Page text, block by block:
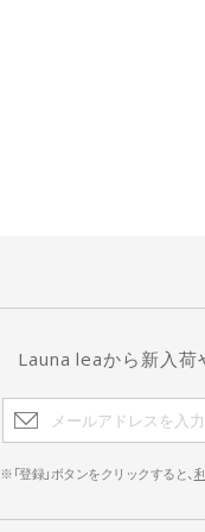
Launa leaから新入荷
※「登録」ボタンをクリックすると、